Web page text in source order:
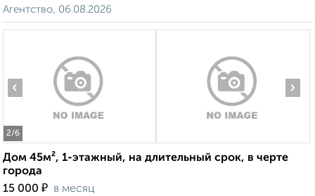
Агентство, 06.08.2026
2/6
‹ ›
Дом 45м², 1-этажный, на длительный срок, в черте
города
15 000 ₽ в месяц